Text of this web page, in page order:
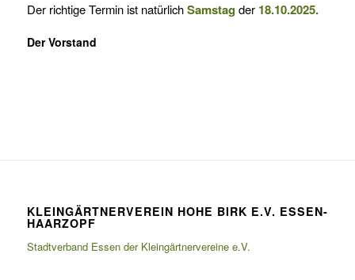
Der richtige Termin ist natürlichSamstag der 18.10.2025.
Der Vorstand
KLEINGÄRTNERVEREIN HOHE BIRK E.V. ESSEN-
HAARZOPF
Stadtverband Essen der Kleingärtnervereine e.V.